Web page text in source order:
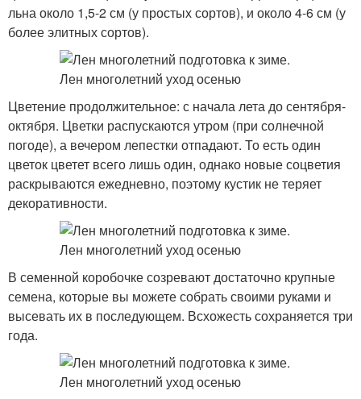
льна около 1,5-2 см (у простых сортов), и около 4-6 см (у
более элитных сортов).
Цветение продолжительное: с начала лета до сентября-
октября. Цветки распускаются утром (при солнечной
погоде), а вечером лепестки отпадают. То есть один
цветок цветет всего лишь один, однако новые соцветия
раскрываются ежедневно, поэтому кустик не теряет
декоративности.
В семенной коробочке созревают достаточно крупные
семена, которые вы можете собрать своими руками и
высевать их в последующем. Всхожесть сохраняется три
года.